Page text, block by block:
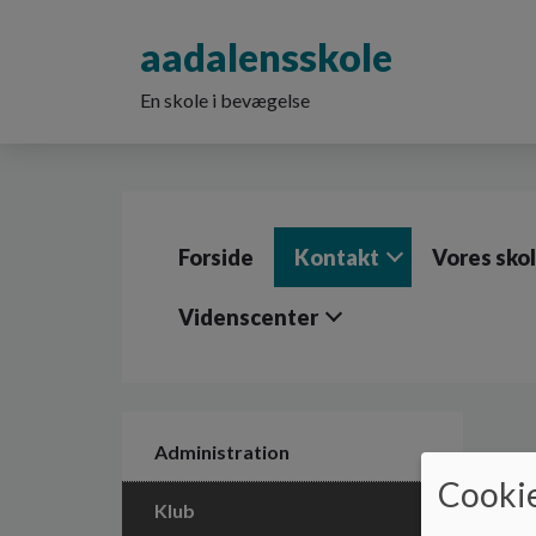
aadalensskole
En skole i bevægelse
Forside Kontakt Vores
Videnscenter
Administration
Klub